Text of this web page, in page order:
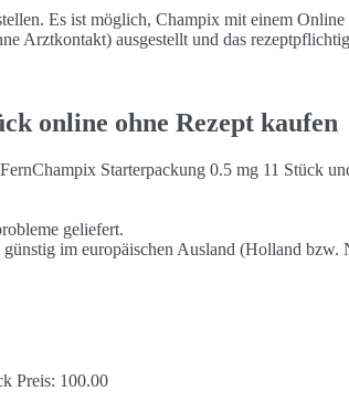
Es ist möglich, Champix mit einem
Arztkontakt) ausgestellt und das
online ohne Rezept kaufen
Starterpackung 0.5 mg 11 Stück
geliefert.
im europäischen Ausland (Holland bzw.
Preis: 100.00